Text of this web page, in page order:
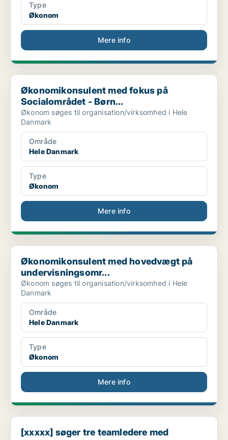
Type
Økonom
Mere info
Økonomikonsulent med fokus på Socialområdet - Børn...
Økonomikonsulent med fokus på
Socialområdet - Børn...
Økonom søges til organisation/virksomhed i Hele
Danmark
Område
Hele Danmark
Type
Økonom
Mere info
Økonomikonsulent med hovedvægt på undervisningsomr...
Økonomikonsulent med hovedvægt på
undervisningsomr...
Økonom søges til organisation/virksomhed i Hele
Danmark
Område
Hele Danmark
Type
Økonom
Mere info
[xxxxx] søger tre teamledere med personaleansvar t...
[xxxxx] søger tre teamledere med